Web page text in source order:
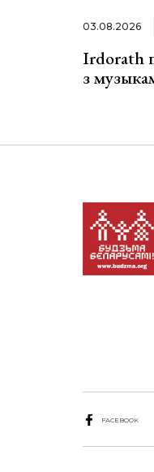
03.08.2026
Irdorath
з
FACEBOOK